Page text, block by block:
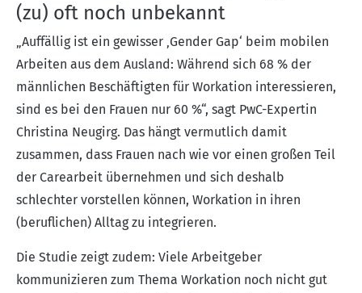
(zu) oft noch unbekannt
„Auffällig ist ein gewisser ‚Gender Gap‘ beim mobilen
Arbeiten aus dem Ausland: Während sich 68 % der
männlichen Beschäftigten für Workation interessieren,
sind es bei den Frauen nur 60 %“, sagt PwC-Expertin
Christina Neugirg. Das hängt vermutlich damit
zusammen, dass Frauen nach wie vor einen großen Teil
der Carearbeit übernehmen und sich deshalb
schlechter vorstellen können, Workation in ihren
(beruflichen) Alltag zu integrieren.
Die Studie zeigt zudem: Viele Arbeitgeber
kommunizieren zum Thema Workation noch nicht gut